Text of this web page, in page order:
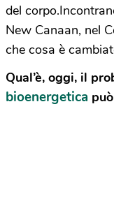
del
New Canaan, nel
che cosa è
Qual’è, oggi, il
bioenergetica